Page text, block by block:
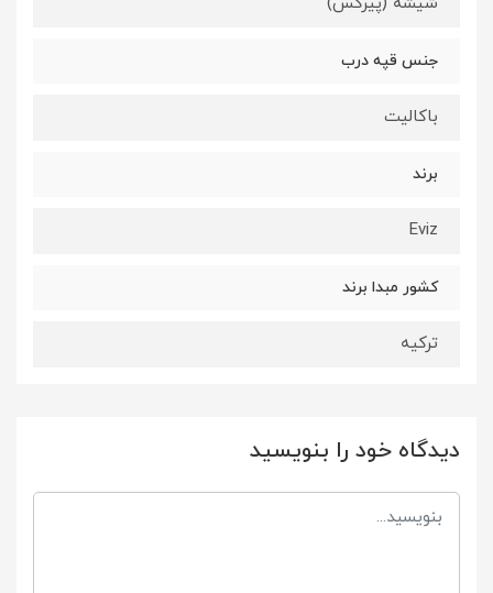
جنس قپه درب
باکالیت
برند
Eviz
کشور مبدا برند
ترکیه
دیدگاه خود را بنویسید